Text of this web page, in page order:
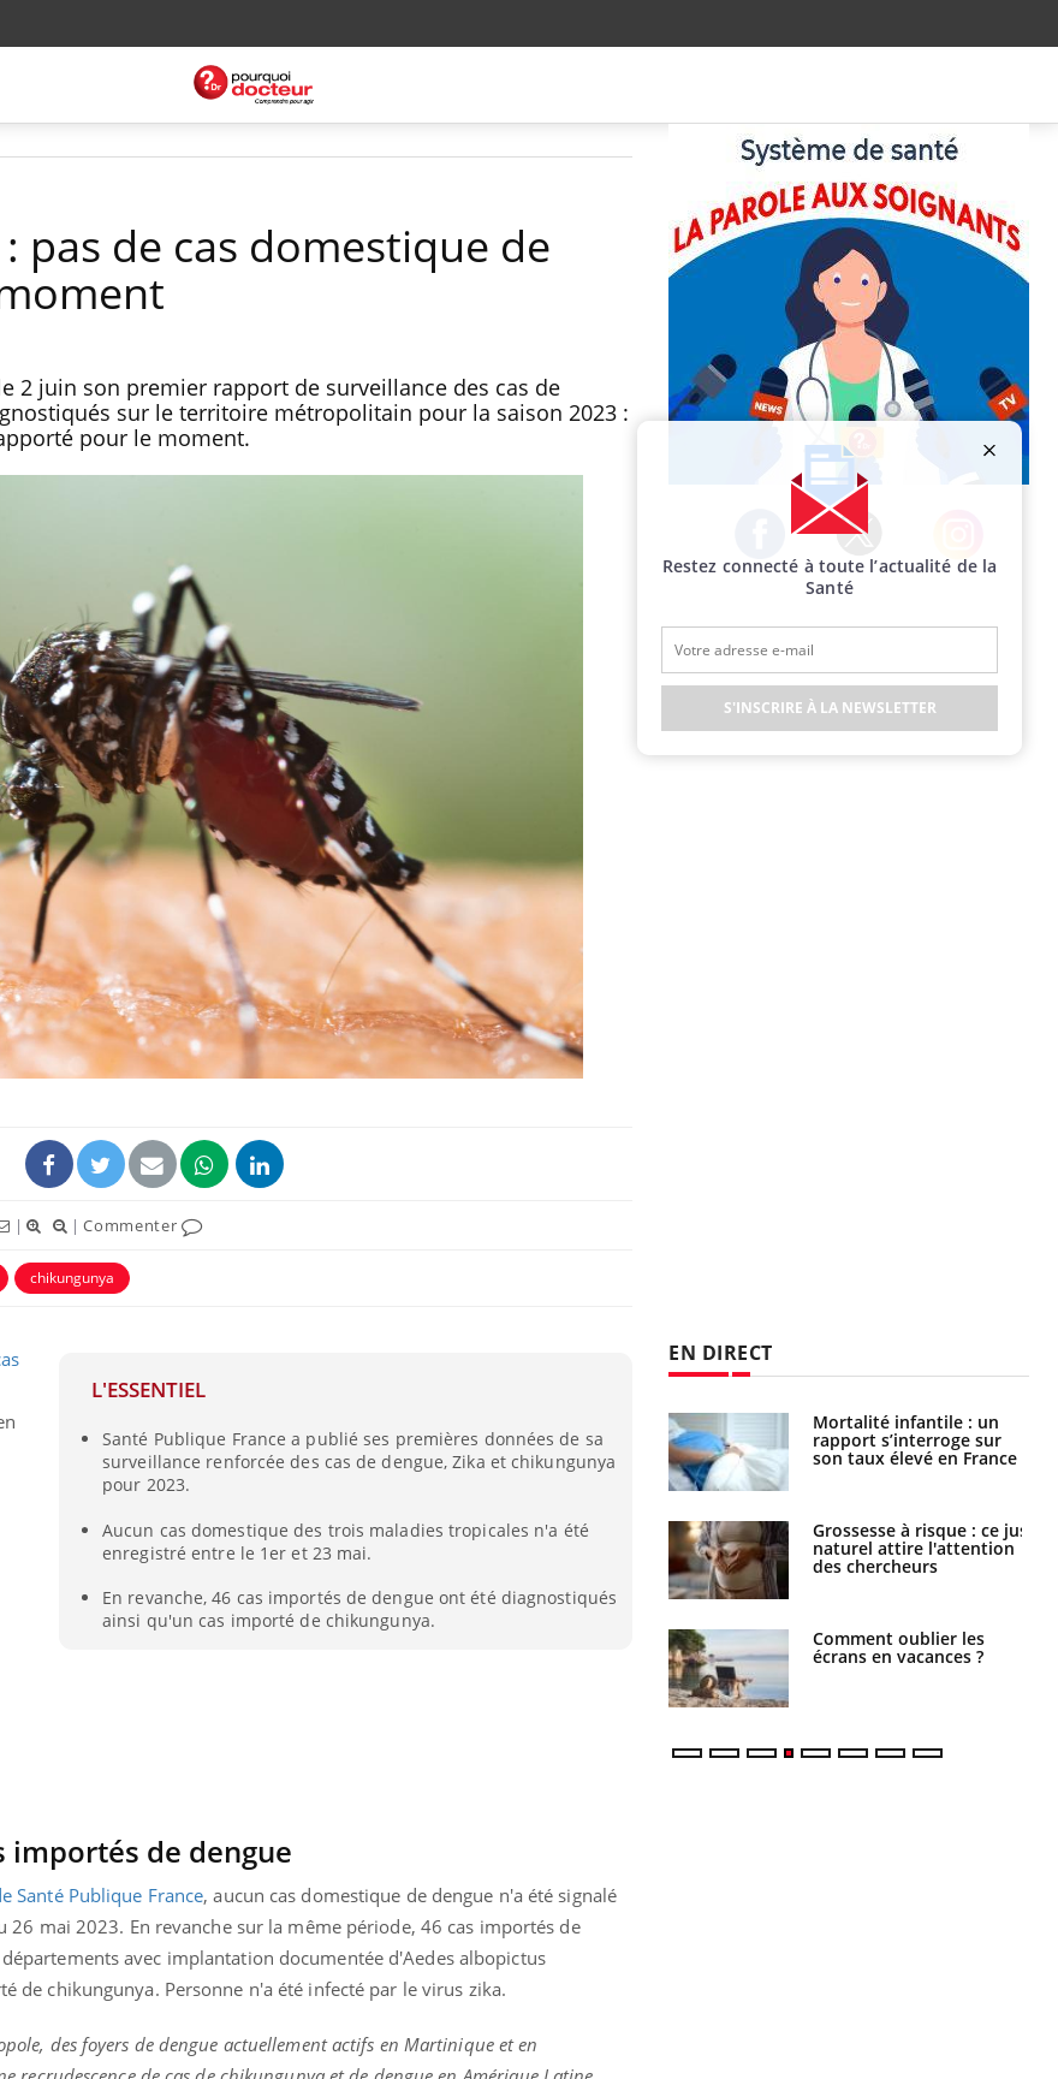
pas de cas domestique de
2 juin son premier rapport de surveillance des cas de
sur le territoire métropolitain pour la saison 2023 :
pour le moment.
| |Commenter
chikungunya
L'ESSENTIEL
Santé Publique France a publié ses premières données de sa
surveillance renforcée des cas de dengue, Zika et chikungunya
pour 2023.
Aucun cas domestique des trois maladies tropicales n'a été
enregistré entre le 1er et 23 mai.
En revanche, 46 cas importés de dengue ont été diagnostiqués
ainsi qu'un cas importé de chikungunya.
importés de dengue
Santé Publique France, aucun cas domestique de dengue n'a étésignalé
26 mai 2023. En revanche sur la même période, 46 cas importés de
avec implantation documentée d'Aedes albopictus
de chikungunya. Personne n'a été infecté par le virus zika.
des foyers de dengue actuellement actifs en Martinique et en
Facebook Twitter Instagram
EN DIRECT
modifient votre cerveau !
Mon enfant est-il trop
sensible ou simplement
très empathique ?
Bébés, jeunes enfants :
quels sont les meilleurs
exercices physiques ?
Comment éviter une otite
pendant les vacances ?
Mortalité infantile : un
rapport s’interroge sur
son taux élevé en France
Grossesse à risque : ce jus
naturel attire l'attention
des chercheurs
Comment oublier les
écrans en vacances ?
Restez connecté à toute l’actualité de la
Santé
S'INSCRIRE À LA NEWSLETTER